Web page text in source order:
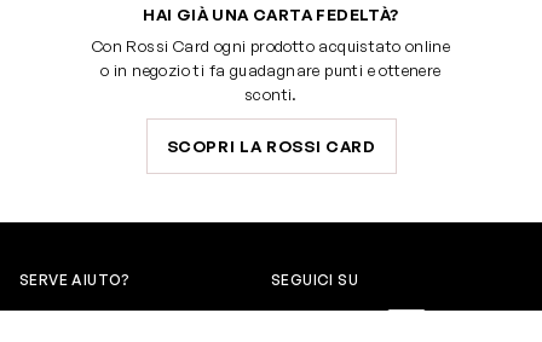
HAI GIÀ UNA CARTA FEDELTÀ?
Con Rossi Card ogni prodotto acquistato online
o in negozio ti fa guadagnare punti e ottenere
sconti.
SCOPRI LA ROSSI CARD
SERVE AIUTO? SEGUICI SU